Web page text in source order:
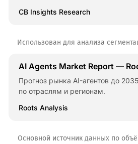
CB Insights Research
Использован для анализа
AI Agents Market Report —
Прогноз рынка AI-агентов до
по отраслям и регионам.
Roots Analysis
Основной источник данных по